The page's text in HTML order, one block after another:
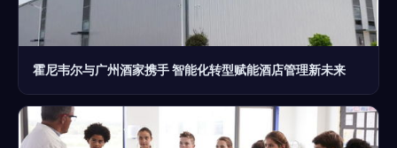
霍尼韦尔与广州酒家携手 智能化转型赋能酒店管理新未来